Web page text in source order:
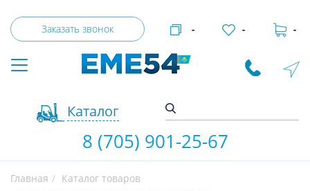
Заказать звонок
Каталог
- - -
8 (705) 901-25-67
Главная
Каталог товаров